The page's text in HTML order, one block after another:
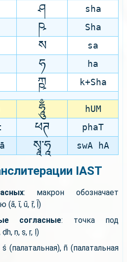
ཤ sha
ཥ Sha
ས sa
ཧ ha
ཀྵ k+Sha
ཧཱུྃ hUM
ཕཊ phaT
སྭཱ་ཧཱ swA hA
IAST
: макрон обозначает
(ā, ī, ū, ṝ, ḹ)
согласные: точка под
ṇ, ṣ, ṛ, ḷ)
ś (палатальная), ñ (палатальная